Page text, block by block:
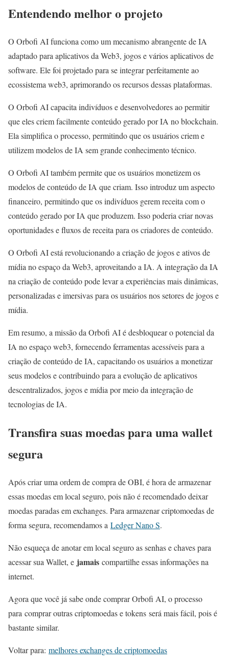
Entendendo melhor o projeto
O Orbofi AI funciona como um mecanismo abrangente de IA
adaptado para aplicativos da Web3, jogos e vários aplicativos de
software. Ele foi projetado para se integrar perfeitamente ao
ecossistema web3, aprimorando os recursos dessas plataformas.
O Orbofi AI capacita indivíduos e desenvolvedores ao permitir
que eles criem facilmente conteúdo gerado por IA no blockchain.
Ela simplifica o processo, permitindo que os usuários criem e
utilizem modelos de IA sem grande conhecimento técnico.
O Orbofi AI também permite que os usuários monetizem os
modelos de conteúdo de IA que criam. Isso introduz um aspecto
financeiro, permitindo que os indivíduos gerem receita com o
conteúdo gerado por IA que produzem. Isso poderia criar novas
oportunidades e fluxos de receita para os criadores de conteúdo.
O Orbofi AI está revolucionando a criação de jogos e ativos de
mídia no espaço da Web3, aproveitando a IA. A integração da IA
na criação de conteúdo pode levar a experiências mais dinâmicas,
personalizadas e imersivas para os usuários nos setores de jogos e
mídia.
Em resumo, a missão da Orbofi AI é desbloquear o potencial da
IA no espaço web3, fornecendo ferramentas acessíveis para a
criação de conteúdo de IA, capacitando os usuários a monetizar
seus modelos e contribuindo para a evolução de aplicativos
descentralizados, jogos e mídia por meio da integração de
tecnologias de IA.
Transfira suas moedas para uma wallet
segura
Após criar uma ordem de compra de OBI, é hora de armazenar
essas moedas em local seguro, pois não é recomendado deixar
moedas paradas em exchanges. Para armazenar criptomoedas de
forma segura, recomendamos a Ledger Nano S.
Não esqueça de anotar em local seguro as senhas e chaves para
acessar sua Wallet, e jamais compartilhe essas informações na
internet.
Agora que você já sabe onde comprar Orbofi AI, o processo
para comprar outras criptomoedas e tokens será mais fácil, pois é
bastante similar.
Voltar para: melhores exchanges de criptomoedas